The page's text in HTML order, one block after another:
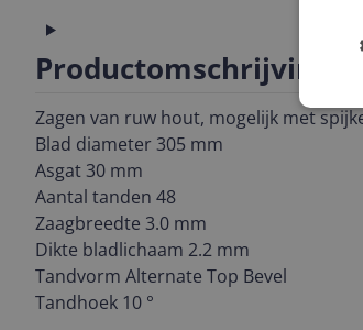
Productomschrijving
Zagen van ruw hout, mogelijk met
Blad diameter 305 mm
Asgat 30 mm
Aantal tanden 48
Zaagbreedte 3.0 mm
Dikte bladlichaam 2.2 mm
Tandvorm Alternate Top Bevel
Tandhoek 10 °